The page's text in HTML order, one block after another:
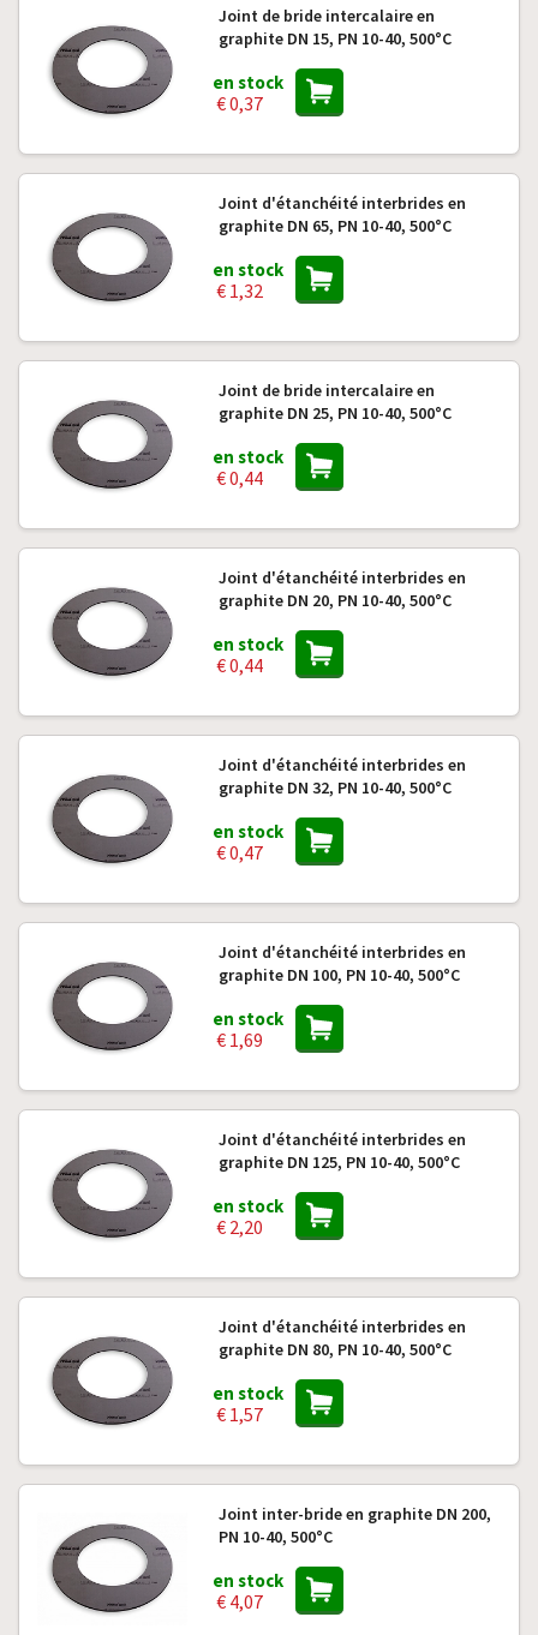
Joint de bride intercalaire en
graphite DN 15, PN 10-40, 500°C
en stock
€ 0,37
Joint d'étanchéité interbrides en
graphite DN 65, PN 10-40, 500°C
en stock
€ 1,32
Joint de bride intercalaire en
graphite DN 25, PN 10-40, 500°C
en stock
€ 0,44
Joint d'étanchéité interbrides en
graphite DN 20, PN 10-40, 500°C
en stock
€ 0,44
Joint d'étanchéité interbrides en
graphite DN 32, PN 10-40, 500°C
en stock
€ 0,47
Joint d'étanchéité interbrides en
graphite DN 100, PN 10-40, 500°C
en stock
€ 1,69
Joint d'étanchéité interbrides en
graphite DN 125, PN 10-40, 500°C
en stock
€ 2,20
Joint d'étanchéité interbrides en
graphite DN 80, PN 10-40, 500°C
en stock
€ 1,57
Joint inter-bride en graphite DN 200,
PN 10-40, 500°C
en stock
€ 4,07